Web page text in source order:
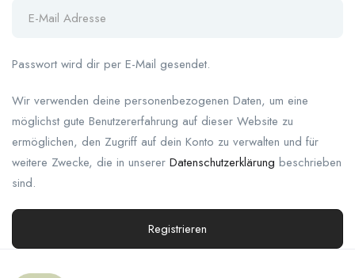
Passwort wird dir per E-Mail gesendet.
Wir verwenden deine personenbezogenen Daten, um eine
möglichst gute Benutzererfahrung auf dieser Website zu
ermöglichen, den Zugriff auf dein Konto zu verwalten und für
weitere Zwecke, die in unserer Datenschutzerklärung beschrieben
sind.
Registrieren